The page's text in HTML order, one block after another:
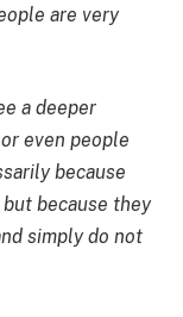
are very
a deeper
even people
because
because they
simply do not